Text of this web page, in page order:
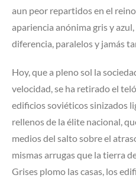
aun peor repartidos en el
apariencia anónima gris y
diferencia, paralelos y jamás
Hoy, que a pleno sol la
velocidad, se ha retirado el
edificios soviéticos sinizados
rellenos de la élite nacional,
medios del salto sobre el
mismas arrugas que la tierra
Grises plomo las casas, los